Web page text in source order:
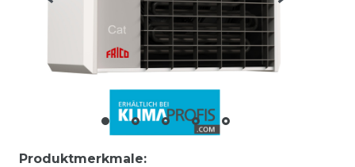
Produktmerkmale: